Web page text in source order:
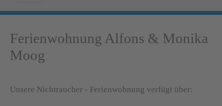
Ferienwohnung Alfons & Monika
Moog
Unsere Nichtraucher - Ferienwohnung verfügt über: